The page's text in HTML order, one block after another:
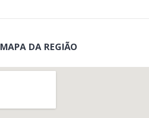
MAPA DA REGIÃO